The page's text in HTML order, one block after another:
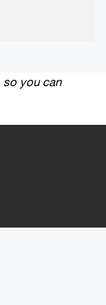
so you can